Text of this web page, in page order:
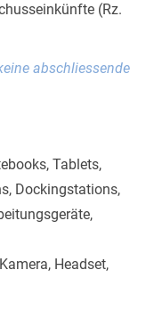
(Rz.
abschliessende
Tablets,
Dockingstations,
Headset,